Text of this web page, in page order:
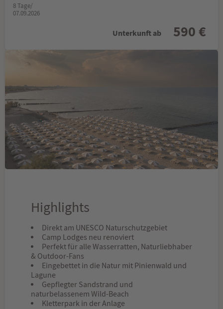
8 Tage/
07.09.2026
Unterkunft ab 590 €
Highlights
Direkt am UNESCO Naturschutzgebiet
Camp Lodges neu renoviert
Perfekt für alle Wasserratten, Naturliebhaber
& Outdoor-Fans
Eingebettet in die Natur mit Pinienwald und
Lagune
Gepflegter Sandstrand und
naturbelassenem Wild-Beach
Kletterpark in der Anlage